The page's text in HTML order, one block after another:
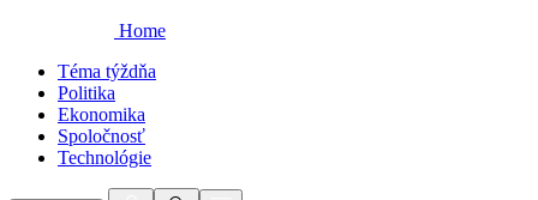
Home
Téma týždňa
Politika
Ekonomika
Spoločnosť
Technológie